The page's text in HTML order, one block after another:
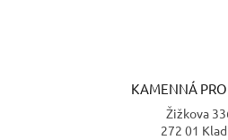
KAMENNÁ
Žižkova
272 01